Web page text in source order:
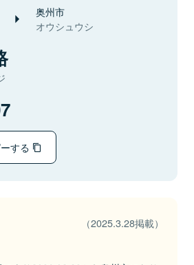
奥州市
オウシュウシ
する
（2025.3.28掲載）